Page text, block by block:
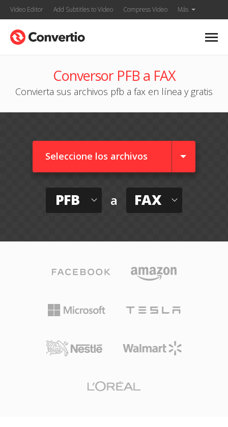
Video Editor Add Subtitles to Video Compress Video Más
Conversor PFB a FAX
Convierta sus archivos pfb a fax en línea y gratis
Seleccione los archivos
PFB a FAX